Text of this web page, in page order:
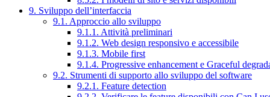
9. Sviluppo dell’interfaccia
9.1. Approccio allo sviluppo
9.1.1. Attività preliminari
9.1.2. Web design responsivo e accessibile
9.1.3. Mobile first
9.1.4. Progressive enhancement e Graceful
9.2. Strumenti di supporto allo sviluppo del software
9.2.1. Feature detection